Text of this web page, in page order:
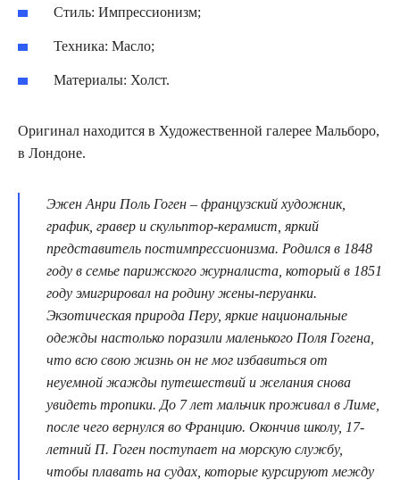
Стиль: Импрессионизм;
Техника: Масло;
Материалы: Холст.
Оригинал находится в Художественной галерее Мальборо,
в Лондоне.
Эжен Анри Поль Гоген – французский художник,
график, гравер и скульптор-керамист, яркий
представитель постимпрессионизма. Родился в 1848
году в семье парижского журналиста, который в 1851
году эмигрировал на родину жены-перуанки.
Экзотическая природа Перу, яркие национальные
одежды настолько поразили маленького Поля Гогена,
что всю свою жизнь он не мог избавиться от
неуемной жажды путешествий и желания снова
увидеть тропики. До 7 лет мальчик проживал в Лиме,
после чего вернулся во Францию. Окончив школу, 17-
летний П. Гоген поступает на морскую службу,
чтобы плавать на судах, которые курсируют между